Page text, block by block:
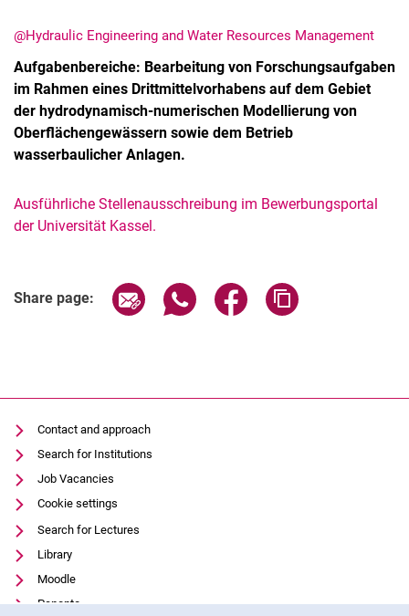
Messages: Institutes
Infothek: Study Service
Newswall of the specialties
Search
@Hydraulic Engineering and Water Resources Management
Aufgabenbereiche: Bearbeitung von Forschungsaufgaben
im Rahmen eines Drittmittelvorhabens auf dem Gebiet
der hydrodynamisch-numerischen Modellierung von
Oberflächengewässern sowie dem Betrieb
wasserbaulicher Anlagen.
Ausführliche Stellenausschreibung im Bewerbungsportal
der Universität Kassel.
Share page: Share page via email
Share page via WhatsApp
Share page via
Contact and approach
Search for Institutions
Job Vacancies
Cookie settings
Search for Lectures
Library
Moodle
Panopto